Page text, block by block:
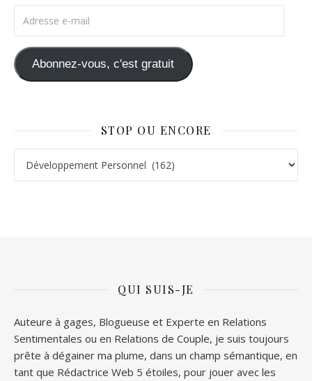
Abonnez-vous, c'est gratuit
STOP OU ENCORE
QUI SUIS-JE
Auteure à gages, Blogueuse et Experte en Relations
Sentimentales ou en Relations de Couple, je suis toujours
prête à dégainer ma plume, dans un champ sémantique, en
tant que Rédactrice Web 5 étoiles, pour jouer avec les